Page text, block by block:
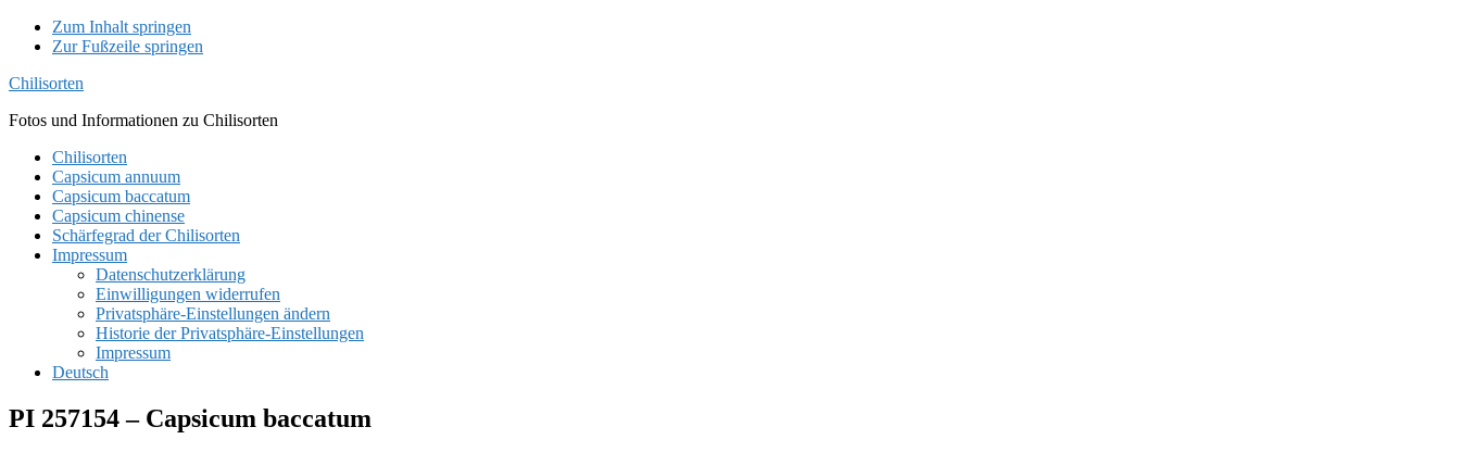
Zum Inhalt springen
Zur Fußzeile springen
Chilisorten
Fotos und Informationen zu Chilisorten
Chilisorten
Capsicum annuum
Capsicum baccatum
Capsicum chinense
Schärfegrad der Chilisorten
Impressum
Datenschutzerklärung
Einwilligungen widerrufen
Privatsphäre-Einstellungen ändern
Historie der Privatsphäre-Einstellungen
Impressum
Deutsch
PI 257154 – Capsicum baccatum